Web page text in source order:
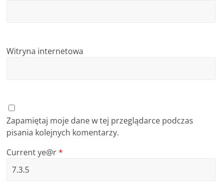
Witryna internetowa
Zapamiętaj moje dane w tej przeglądarce podczas
pisania kolejnych komentarzy.
Current ye@r*